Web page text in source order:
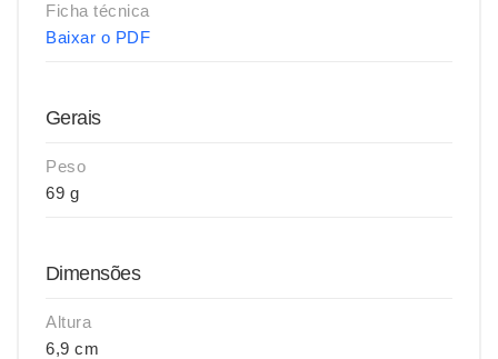
Ficha técnica
Baixar o PDF
Gerais
Peso
69 g
Dimensões
Altura
6,9 cm